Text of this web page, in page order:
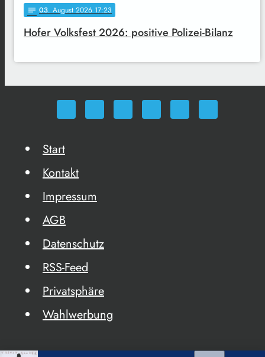
notes 03. August 2026 17:23
Hofer Volksfest 2026: positive Polizei-Bilanz
Start
Kontakt
Impressum
AGB
Datenschutz
RSS-Feed
Privatsphäre
Wahlwerbung